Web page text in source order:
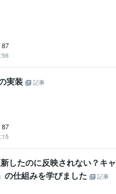
87
実装
記事
87
したのに反映されない？キャ
の仕組みを学びました
記事